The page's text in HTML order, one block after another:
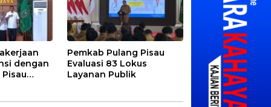
dengan
Pemkab Pulang Pisau
Evaluasi 83 Lokus
Layanan Publik